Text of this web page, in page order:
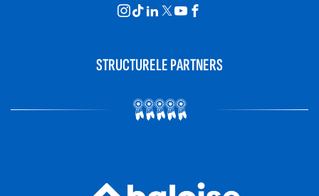
STRUCTURELE PARTNERS